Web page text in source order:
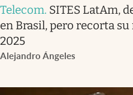
Telecom. SITES LatAm,
en Brasil, pero recorta
2025
Alejandro Ángeles